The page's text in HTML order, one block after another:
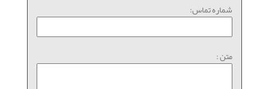
شماره تماس:
متن :